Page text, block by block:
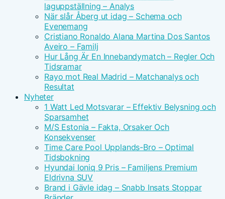
laguppställning – Analys
När slår Åberg ut idag – Schema och
Evenemang
Cristiano Ronaldo Alana Martina Dos Santos
Aveiro – Familj
Hur Lång Är En Innebandymatch – Regler Och
Tidsramar
Rayo mot Real Madrid – Matchanalys och
Resultat
Nyheter
1 Watt Led Motsvarar – Effektiv Belysning och
Sparsamhet
M/S Estonia – Fakta, Orsaker Och
Konsekvenser
Time Care Pool Upplands-Bro – Optimal
Tidsbokning
Hyundai Ioniq 9 Pris – Familjens Premium
Eldrivna SUV
Brand i Gävle idag – Snabb Insats Stoppar